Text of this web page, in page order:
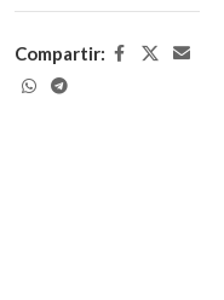
Compartir: